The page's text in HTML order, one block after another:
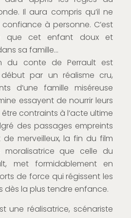
Il aura compris qu’il ne
à personne. C’est
que cet enfant doux et
sa famille…
du conte de Perrault est
par un réalisme cru,
d’une famille miséreuse
essayent de nourrir leurs
contraints à l’acte ultime
des passages empreints
merveilleux, la fin du film
moralisatrice que celle du
met formidablement en
de force qui régissent les
dès la plus tendre enfance.
une réalisatrice, scénariste